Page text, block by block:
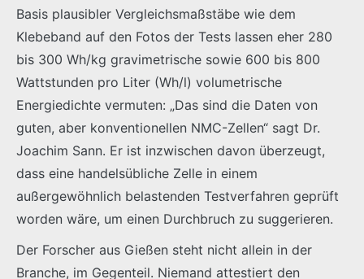
Basis plausibler Vergleichsmaßstäbe wie dem
Klebeband auf den Fotos der Tests lassen eher 280
bis 300 Wh/kg gravimetrische sowie 600 bis 800
Wattstunden pro Liter (Wh/l) volumetrische
Energiedichte vermuten: „Das sind die Daten von
guten, aber konventionellen NMC-Zellen“ sagt Dr.
Joachim Sann. Er ist inzwischen davon überzeugt,
dass eine handelsübliche Zelle in einem
außergewöhnlich belastenden Testverfahren geprüft
worden wäre, um einen Durchbruch zu suggerieren.
Der Forscher aus Gießen steht nicht allein in der
Branche, im Gegenteil. Niemand attestiert den